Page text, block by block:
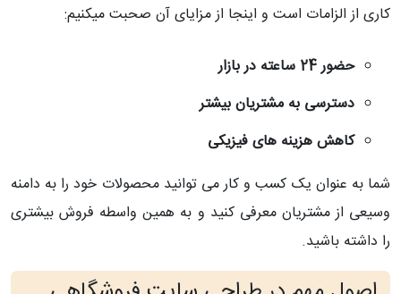
کاری از الزامات است و اینجا از مزایای آن صحبت میکنیم:
حضور 24 ساعته در بازار
دسترسی به مشتریان بیشتر
کاهش هزینه های فیزیکی
شما به عنوان یک کسب و کار می توانید محصولات خود را به دامنه
وسیعی از مشتریان معرفی کنید و به همین واسطه فروش بیشتری
را داشته باشید.